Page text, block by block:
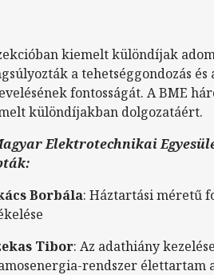
kiemelt különdíjak
a tehetséggondozás
fontosságát. A BME
különdíjakban dolgozatáért.
Elektrotechnikai
Borbála: Háztartási méretű
Tibor: Az adathiány
rendszer élettartam